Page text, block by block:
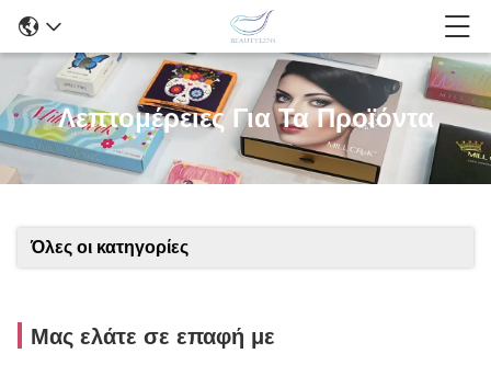
Λεπτομέρειες Για Τα Προϊόντα
Όλες οι κατηγορίες
Μας ελάτε σε επαφή με